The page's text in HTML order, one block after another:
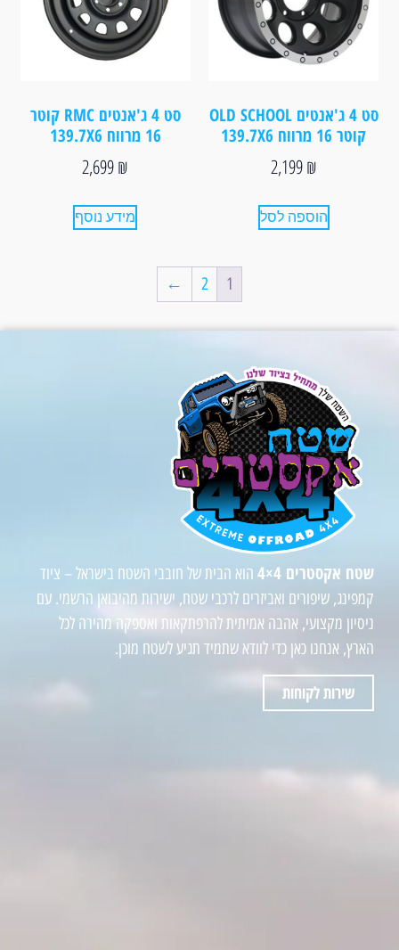
סט 4 ג'אנטים OLD SCHOOL
קוטר 16 מרווח 139.7X6
2,199₪
הוספה לסל
סט 4 ג'אנטים RMC קוטר
16 מרווח 139.7X6
2,699₪
מידע נוסף
1
2
←
שטח אקסטרים 4×4
הוא הבית של חובבי השטח בישראל – ציוד
קמפינג, שיפורים ואביזרים לרכבי שטח, ישירות מהיבואן הרשמי. עם
ניסיון מקצועי, אהבה אמיתית להרפתקאות ואספקה מהירה לכל
הארץ, אנחנו כאן כדי לוודא שתמיד תגיע לשטח מוכן.
שירות לקוחות